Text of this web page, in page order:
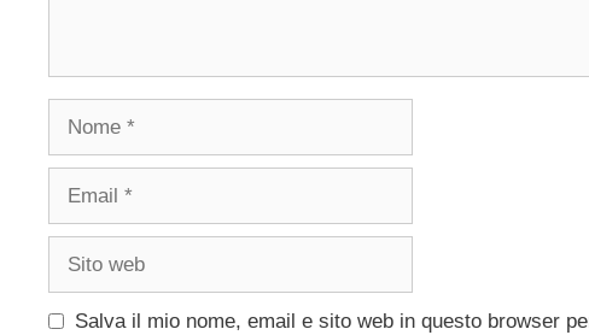
Salva il mio nome, email e sito web in questo browser